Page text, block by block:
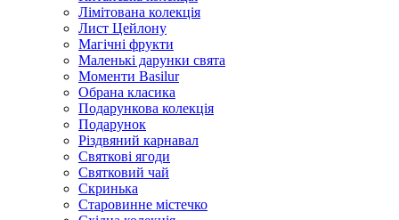
Лімітована колекція
Лист Цейлону
Магічні фрукти
Маленькі дарунки свята
Моменти Basilur
Обрана класика
Подарункова колекція
Подарунок
Різдвяний карнавал
Святкові ягоди
Святковий чай
Скринька
Старовинне містечко